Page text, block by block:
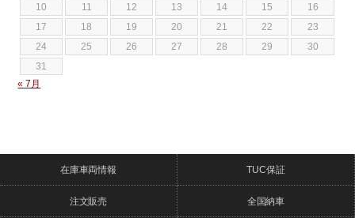
10
11 12 13 14 15
16
17
18 19 20 21 22
23
24
25 26 27 28 29
30
31
« 7月
在庫車両情報 TUC保証
注文販売 全国納車